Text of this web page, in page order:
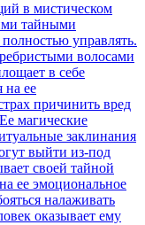
в мистическом
тайными
управлять.
волосами
в себе
на ее
причинить вред
магические
заклинания
выйти из-под
своей тайной
ее эмоциональное
налаживать
оказывает ему